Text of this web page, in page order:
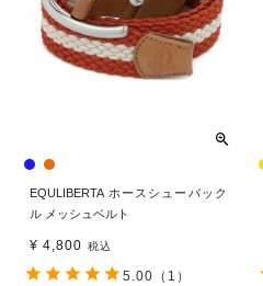
EQULIBERTA ホースシューバック
ル メッシュベルト
¥ 4,800 税込
5.00 （1）